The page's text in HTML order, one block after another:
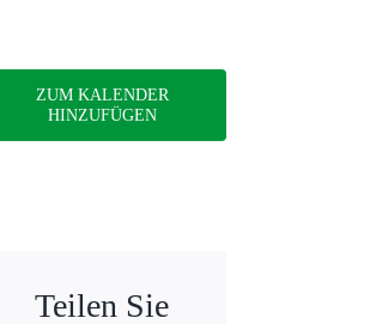
ZUM KALENDER
HINZUFÜGEN
Teilen Sie